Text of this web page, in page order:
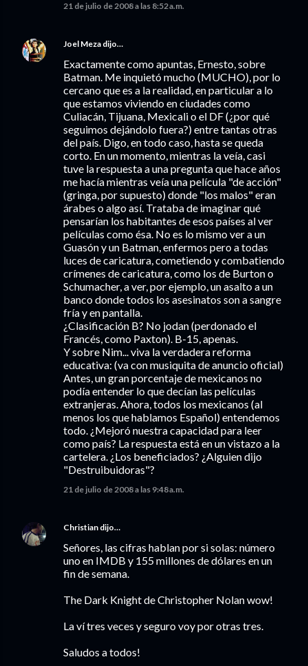
21 de julio de 2008 a las 8:52 a.m.
Joel Meza dijo…
Exactamente como apuntas, Ernesto, sobre
Batman. Me inquietó mucho (MUCHO), por lo
cercano que es a la realidad, en particular a lo
que estamos viviendo en ciudades como
Culiacán, Tijuana, Mexicali o el DF (¿por qué
seguimos dejándolo fuera?) entre tantas otras
del país. Digo, en todo caso, hasta se queda
corto. En un momento, mientras la veía, casi
tuve la respuesta a una pregunta que hace años
me hacía mientras veía una película "de acción"
(gringa, por supuesto) donde "los malos" eran
árabes o algo así. Trataba de imaginar qué
pensarían los habitantes de esos países al ver
películas como ésa. No es lo mismo ver a un
Guasón y un Batman, enfermos pero a todas
luces de caricatura, cometiendo y combatiendo
crímenes de caricatura, como los de Burton o
Schumacher, a ver, por ejemplo, un asalto a un
banco donde todos los asesinatos son a sangre
fría y en pantalla.
¿Clasificación B? No jodan (perdonado el
Francés, como Paxton). B-15, apenas.
Y sobre Nim... viva la verdadera reforma
educativa: (va con musiquita de anuncio oficial)
Antes, un gran porcentaje de mexicanos no
podía entender lo que decían las películas
extranjeras. Ahora, todos los mexicanos (al
menos los que hablamos Español) entendemos
todo. ¿Mejoró nuestra capacidad para leer
como país? La respuesta está en un vistazo a la
cartelera. ¿Los beneficiados? ¿Alguien dijo
"Destruibuidoras"?
21 de julio de 2008 a las 9:48 a.m.
Christian dijo…
Señores, las cifras hablan por si solas: número
uno en IMDB y 155 millones de dólares en un
fin de semana.
The Dark Knight de Christopher Nolan wow!
La ví tres veces y seguro voy por otras tres.
Saludos a todos!